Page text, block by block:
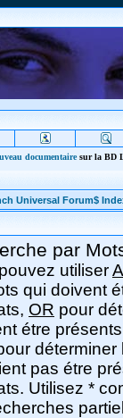
documentairesur la BD
Universal Forum$
par
utiliser
qui doivent
OR pour
étre
déterminer
pas étre
Utilisez *